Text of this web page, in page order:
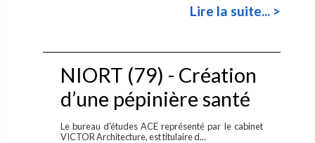
Lire la suite... >
NIORT (79) - Création
d’une pépinière santé
Le bureau d'études ACE représenté par le cabinet
VICTOR Architecture, est titulaire d...